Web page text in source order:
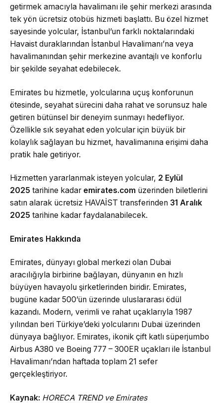
getirmek amacıyla havalimanı ile şehir merkezi arasında
tek yön ücretsiz otobüs hizmeti başlattı. Bu özel hizmet
sayesinde yolcular, İstanbul’un farklı noktalarındaki
Havaist duraklarından İstanbul Havalimanı’na veya
havalimanından şehir merkezine avantajlı ve konforlu
bir şekilde seyahat edebilecek.
Emirates bu hizmetle, yolcularına uçuş konforunun
ötesinde, seyahat sürecini daha rahat ve sorunsuz hale
getiren bütünsel bir deneyim sunmayı hedefliyor.
Özellikle sık seyahat eden yolcular için büyük bir
kolaylık sağlayan bu hizmet, havalimanına erişimi daha
pratik hale getiriyor.
Hizmetten yararlanmak isteyen yolcular, 2 Eylül
2025 tarihine kadar emirates.com üzerinden biletlerini
satın alarak ücretsiz HAVAİST transferinden 31 Aralık
2025 tarihine kadar faydalanabilecek.
Emirates Hakkında
Emirates, dünyayı global merkezi olan Dubai
aracılığıyla birbirine bağlayan, dünyanın en hızlı
büyüyen havayolu şirketlerinden biridir. Emirates,
bugüne kadar 500’ün üzerinde uluslararası ödül
kazandı. Modern, verimli ve rahat uçaklarıyla 1987
yılından beri Türkiye’deki yolcularını Dubai üzerinden
dünyaya bağlıyor. Emirates, ikonik çift katlı süperjumbo
Airbus A380 ve Boeing 777 – 300ER uçakları ile İstanbul
Havalimanı’ndan haftada toplam 21 sefer
gerçekleştiriyor.
Kaynak: HORECA TREND ve Emirates